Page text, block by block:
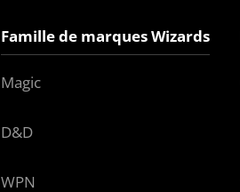
Famille de marques Wizards
Magic
D&D
WPN